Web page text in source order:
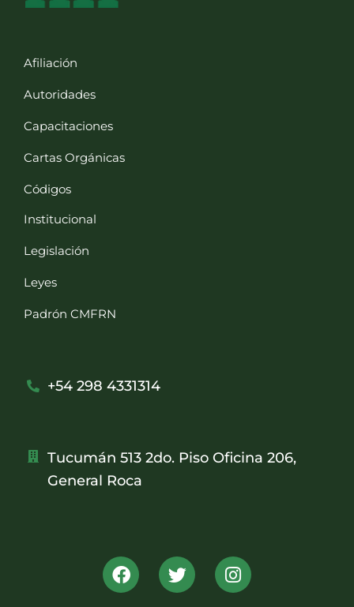
Afiliación
Autoridades
Capacitaciones
Cartas Orgánicas
Códigos
Institucional
Legislación
Leyes
Padrón CMFRN
+54 298 4331314
Tucumán 513 2do. Piso Oficina 206,
General Roca